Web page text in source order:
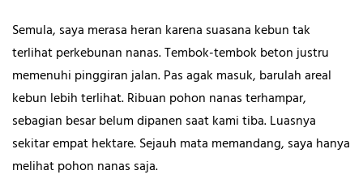
Semula, saya merasa heran karena suasana kebun tak
terlihat perkebunan nanas. Tembok-tembok beton justru
memenuhi pinggiran jalan. Pas agak masuk, barulah areal
kebun lebih terlihat. Ribuan pohon nanas terhampar,
sebagian besar belum dipanen saat kami tiba. Luasnya
sekitar empat hektare. Sejauh mata memandang, saya hanya
melihat pohon nanas saja.